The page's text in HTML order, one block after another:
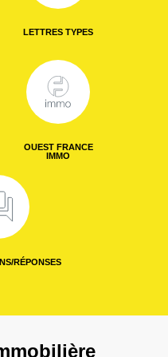
LETTRES TYPES
OUEST FRANCE
IMMO
RÉPONSES